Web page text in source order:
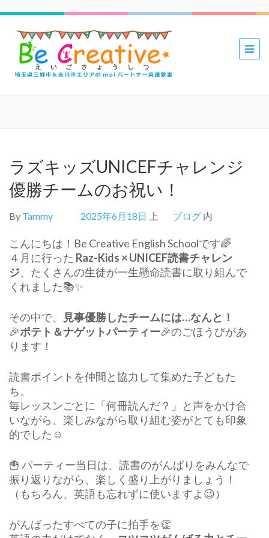
三郷 吉川
mpiパー
ょうしつ
ラズキッズUNICEFチャレンジ
優勝チームのお祝い！
By Tammy 2025年6月18日 上 ブログ 内
こんにちは！Be Creative English Schoolです🌈
４月に行った Raz-Kids × UNICEF読書チャレン
ジ、たくさんの生徒が一生懸命読書に取り組んで
くれました📚✨
その中で、
見事優勝したチームには…なんと！
🎉ポテト＆ナゲットパーティー🎉のごほうびがあ
ります！
読書ポイントを仲間と協力して集めた子どもた
ち。
毎レッスンごとに「何冊読んだ？」と声をかけ合
いながら、楽しみながら取り組む姿がとても印象
的でした☺️
🍟 パーティー当日は、読書のがんばりをみんなで
振り返りながら、楽しく盛り上がりましょう！
（もちろん、英語も忘れずに使いますよ😉）
がんばったすべての子に拍手を👏